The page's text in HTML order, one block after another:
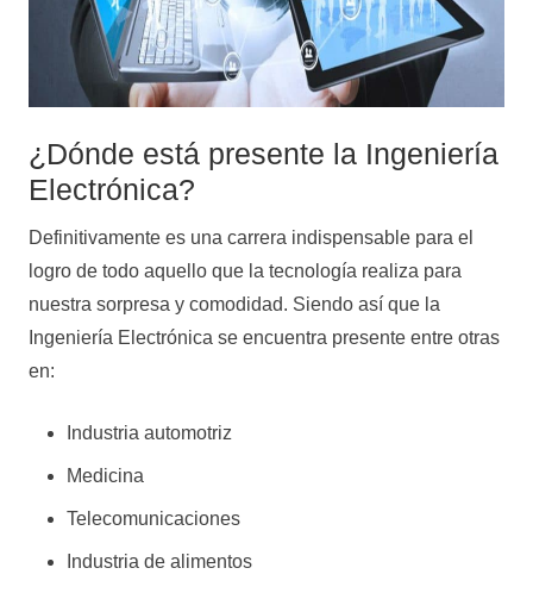
¿Dónde está presente la Ingeniería
Electrónica?
Definitivamente es una carrera indispensable para el
logro de todo aquello que la tecnología realiza para
nuestra sorpresa y comodidad. Siendo así que la
Ingeniería Electrónica se encuentra presente entre otras
en:
Industria automotriz
Medicina
Telecomunicaciones
Industria de alimentos